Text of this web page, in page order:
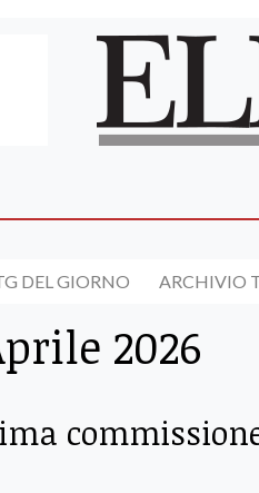
DEL GIORNO ARCHIVIO
2026